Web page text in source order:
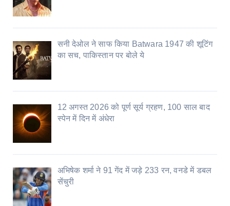
सनी देओल ने साफ किया Batwara 1947 की शूटिंग
का सच, पाकिस्तान पर बोले ये
12 अगस्त 2026 को पूर्ण सूर्य ग्रहण, 100 साल बाद
स्पेन में दिन में अंधेरा
अभिषेक शर्मा ने 91 गेंद में जड़े 233 रन, वनडे में डबल
सेंचुरी